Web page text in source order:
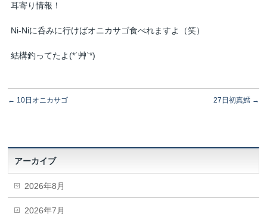
耳寄り情報！
Ni-Niに呑みに行けばオニカサゴ食べれますよ（笑）
結構釣ってたよ(*´艸`*)
← 10日オニカサゴ 27日初真鱈 →
アーカイブ
2026年8月
2026年7月